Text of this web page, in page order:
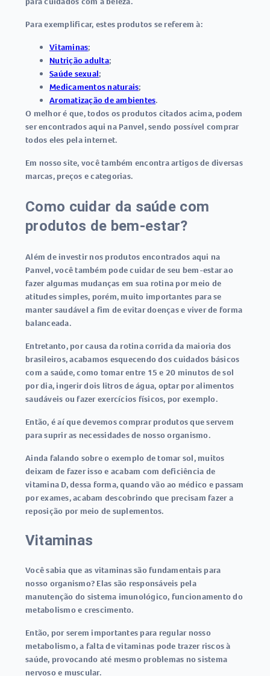
Para exemplificar, estes produtos se referem à:
Vitaminas;
Nutrição adulta;
Saúde sexual;
Medicamentos naturais;
Aromatização de ambientes.
O melhor é que, todos os produtos citados acima, podem
ser encontrados aqui na Panvel, sendo possível comprar
todos eles pela internet.
Em nosso site, você também encontra artigos de diversas
marcas, preços e categorias.
Como cuidar da saúde com
produtos de bem-estar?
Além de investir nos produtos encontrados aqui na
Panvel, você também podecuidar de seu bem-estarao
fazer algumas mudanças em sua rotina por meio de
atitudes simples, porém, muito importantes para se
manter saudável a fim de evitar doenças e viver de forma
balanceada.
Entretanto, por causa da rotina corrida da maioria dos
brasileiros, acabamos esquecendo dos cuidados básicos
com a saúde, como tomar entre 15 e 20 minutos de sol
por dia, ingerir dois litros de água, optar por alimentos
saudáveis ou fazer exercícios físicos, por exemplo.
Então, é aí que devemos comprar produtos que servem
para suprir as necessidades de nosso organismo.
Ainda falando sobre o exemplo de tomar sol, muitos
deixam de fazer isso e acabam com deficiência de
vitamina D, dessa forma, quando vão ao médico e passam
por exames, acabam descobrindo que precisam fazer a
reposição por meio de suplementos.
Vitaminas
Você sabia que as vitaminas são fundamentais para
nosso organismo? Elas são responsáveis pela
manutenção do sistema imunológico, funcionamento do
metabolismo e crescimento.
Então, por serem importantes para regular nosso
metabolismo, a falta de vitaminas pode trazer riscos à
saúde, provocando até mesmo problemas no sistema
nervoso e muscular.